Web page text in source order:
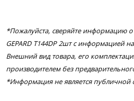
*Пожалуйста, сверяйте информацию о
GEPARD T144DP 2шт с информацией
Внешний вид товара, его
производителем без
*Информация не является публичной